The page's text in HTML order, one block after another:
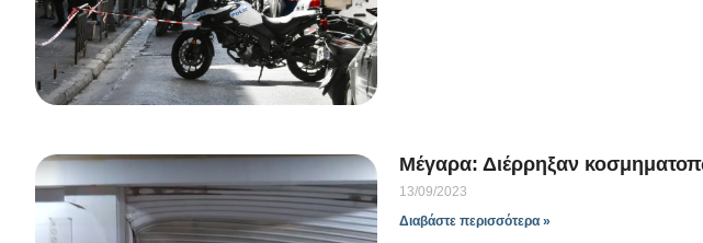
Μέγαρα: Διέρρηξαν
13/09/2023
Διαβάστε περισσότερα »